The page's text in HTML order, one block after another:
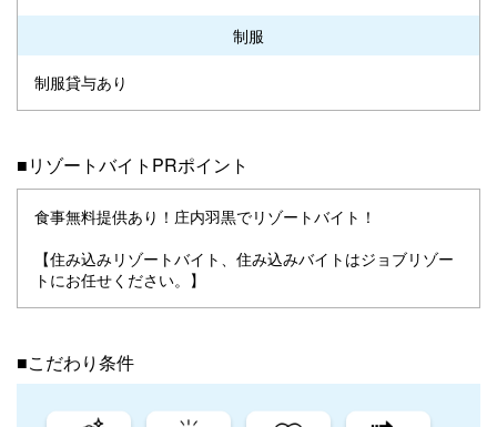
制服
制服貸与あり
■リゾートバイトPRポイント
食事無料提供あり！庄内羽黒でリゾートバイト！
【住み込みリゾートバイト、住み込みバイトはジョブリゾー
トにお任せください。】
■こだわり条件